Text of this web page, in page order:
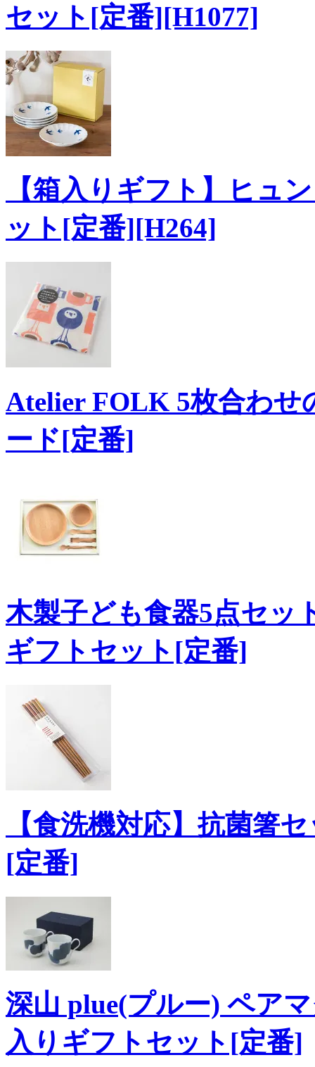
セット[定番][H1077]
【箱入りギフト】ヒュ
ット[定番][H264]
Atelier FOLK 5枚合わせ
ード[定番]
木製子ども食器5点セッ
ギフトセット[定番]
【食洗機対応】抗菌箸
[定番]
深山 plue(プルー) ペア
入りギフトセット[定番]